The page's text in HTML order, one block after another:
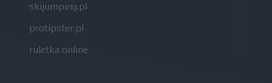
skijumping.pl
protipster.pl
ruletka online